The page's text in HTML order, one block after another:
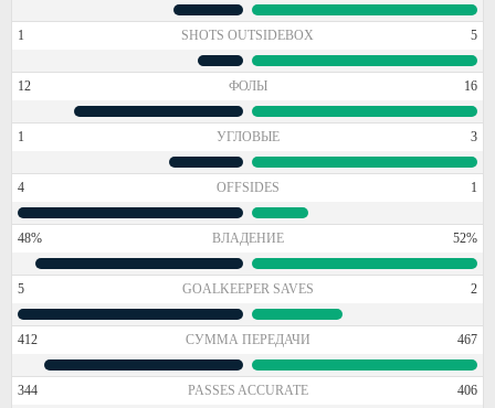
1 SHOTS OUTSIDEBOX 5
12 ФОЛЫ 16
1 УГЛОВЫЕ 3
4 OFFSIDES 1
48% ВЛАДЕНИЕ 52%
5 GOALKEEPER SAVES 2
412 СУММА ПЕРЕДАЧИ 467
344 PASSES ACCURATE 406